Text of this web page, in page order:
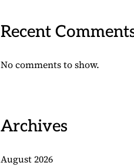
Recent
No comments to show.
Archives
August 2026